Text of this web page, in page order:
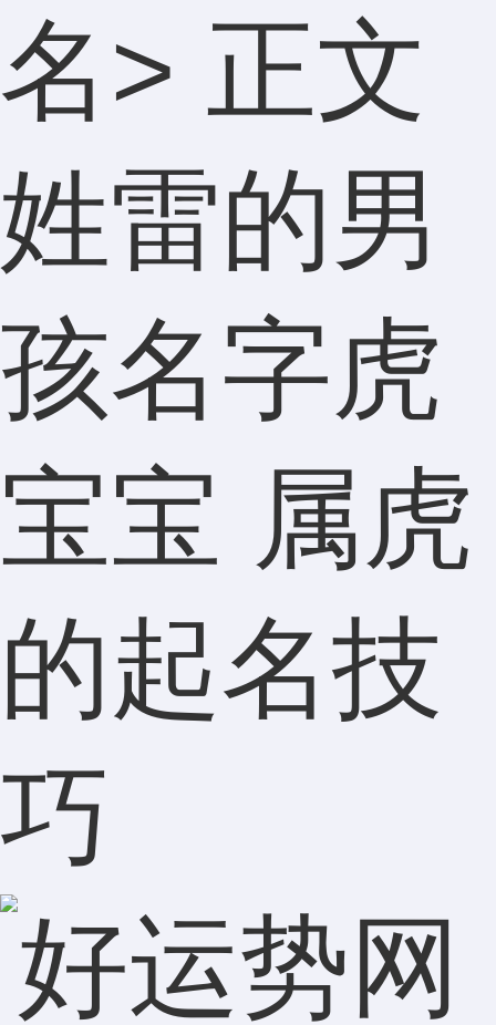
名> 正文
姓雷的男
孩名字虎
宝宝 属虎
的起名技
巧